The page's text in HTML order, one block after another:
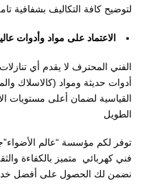
لتوضيح كافة التكاليف بشفافية
الاعتماد على مواد وأدوات
الفني المحترف لا يقدم أي
أدوات حديثة ومواد (كالاسلاك
القياسية لضمان أعلى مستويات
الطويل
توفر لكم مؤسسة “عالم
فني كهربائي متميز بالكفاءة
نضمن لك الحصول على أفضل